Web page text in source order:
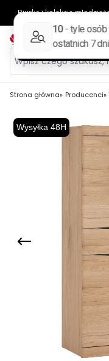
Strona główna Producenci
Wysyłka 48H